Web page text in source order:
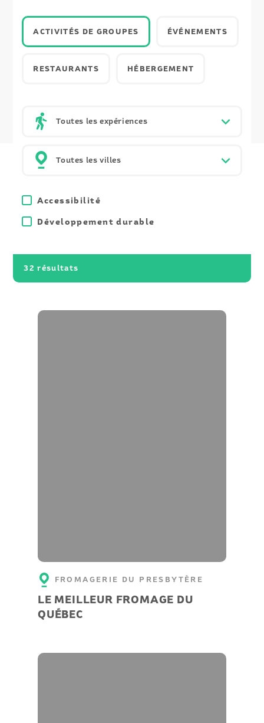
Accessibilité
Développement durable
les
résultats
32 résultats
FROMAGERIE DU PRESBYTÈRE
LE MEILLEUR FROMAGE DU
QUÉBEC